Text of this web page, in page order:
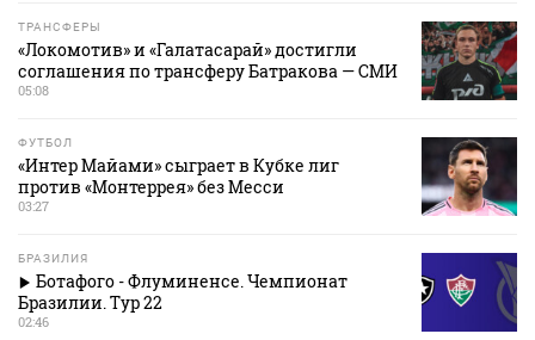
ТРАНСФЕРЫ
«Локомотив» и «Галатасарай» достигли
соглашения по трансферу Батракова — СМИ
05:08
ФУТБОЛ
«Интер Майами» сыграет в Кубке лиг
против «Монтеррея» без Месси
03:27
БРАЗИЛИЯ
Ботафого - Флуминенсе. Чемпионат
Бразилии. Тур 22
02:46